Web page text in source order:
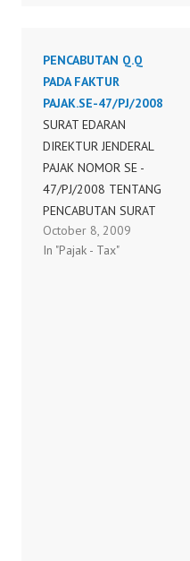
PENCABUTAN Q.Q
PADA FAKTUR
PAJAK.SE-47/PJ/2008
SURAT EDARAN
DIREKTUR JENDERAL
PAJAK NOMOR SE -
47/PJ/2008 TENTANG
PENCABUTAN SURAT
EDARAN DIREKTUR
JENDERAL PAJAK DAN
October 8, 2009
In "Pajak - Tax"